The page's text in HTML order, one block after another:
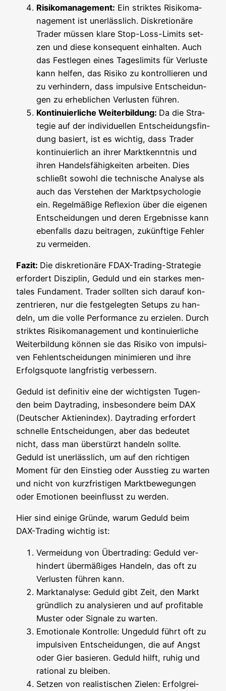
Risi­ko­ma­nage­ment: Ein strik­tes Risi­ko­ma­
nage­ment ist uner­läss­lich. Dis­kre­tio­nä­re
Trader müs­sen kla­re Stop-Loss-Limits set­
zen und die­se kon­se­quent ein­hal­ten. Auch
das Fest­le­gen eines Tages­li­mits für Ver­lus­te
kann hel­fen, das Risi­ko zu kon­trol­lie­ren und
zu ver­hin­dern, dass impul­si­ve Ent­schei­dun­
gen zu erheb­li­chen Ver­lus­ten führen.
Kon­ti­nu­ier­li­che Wei­ter­bil­dung: Da die Stra­
te­gie auf der indi­vi­du­el­len Ent­schei­dungs­fin­
dung basiert, ist es wich­tig, dass Trader
kon­ti­nu­ier­lich an ihrer Markt­kennt­nis und
ihren Han­dels­fä­hig­kei­ten arbei­ten. Dies
schließt sowohl die tech­ni­sche Ana­ly­se als
auch das Ver­ste­hen der Markt­psy­cho­lo­gie
ein. Regel­mä­ßi­ge Refle­xi­on über die eige­nen
Ent­schei­dun­gen und deren Ergeb­nis­se kann
eben­falls dazu bei­tra­gen, zukünf­ti­ge Feh­ler
zu vermeiden.
Fazit: Die dis­kre­tio­nä­re FDAX-Tra­ding-Stra­te­gie
erfor­dert Dis­zi­plin, Geduld und ein star­kes men­
ta­les Fun­da­ment. Trader soll­ten sich dar­auf kon­
zen­trie­ren, nur die fest­ge­leg­ten Set­ups zu han­
deln, um die vol­le Per­for­mance zu erzie­len. Durch
strik­tes Risi­ko­ma­nage­ment und kon­ti­nu­ier­li­che
Wei­ter­bil­dung kön­nen sie das Risi­ko von impul­si­
ven Fehl­ent­schei­dun­gen mini­mie­ren und ihre
Erfolgs­quo­te lang­fris­tig verbessern.
Geduld ist defi­ni­tiv eine der wich­tigs­ten Tugen­
den beim Day­tra­ding, ins­be­son­de­re beim DAX
(Deut­scher Akti­en­in­dex). Day­tra­ding erfor­dert
schnel­le Ent­schei­dun­gen, aber das bedeu­tet
nicht, dass man über­stürzt han­deln soll­te.
Geduld ist uner­läss­lich, um auf den rich­ti­gen
Moment für den Ein­stieg oder Aus­stieg zu war­ten
und nicht von kurz­fris­ti­gen Markt­be­we­gun­gen
oder Emo­tio­nen beein­flusst zu werden.
Hier sind eini­ge Grün­de, war­um Geduld beim
DAX-Tra­ding wich­tig ist:
Ver­mei­dung von Über­tra­ding: Geduld ver­
hin­dert über­mä­ßi­ges Han­deln, das oft zu
Ver­lus­ten füh­ren kann.
Markt­ana­ly­se: Geduld gibt Zeit, den Markt
gründ­lich zu ana­ly­sie­ren und auf pro­fi­ta­ble
Mus­ter oder Signa­le zu warten.
Emo­tio­na­le Kon­trol­le: Unge­duld führt oft zu
impul­si­ven Ent­schei­dun­gen, die auf Angst
oder Gier basie­ren. Geduld hilft, ruhig und
ratio­nal zu bleiben.
Set­zen von rea­lis­ti­schen Zie­len: Erfolg­rei­